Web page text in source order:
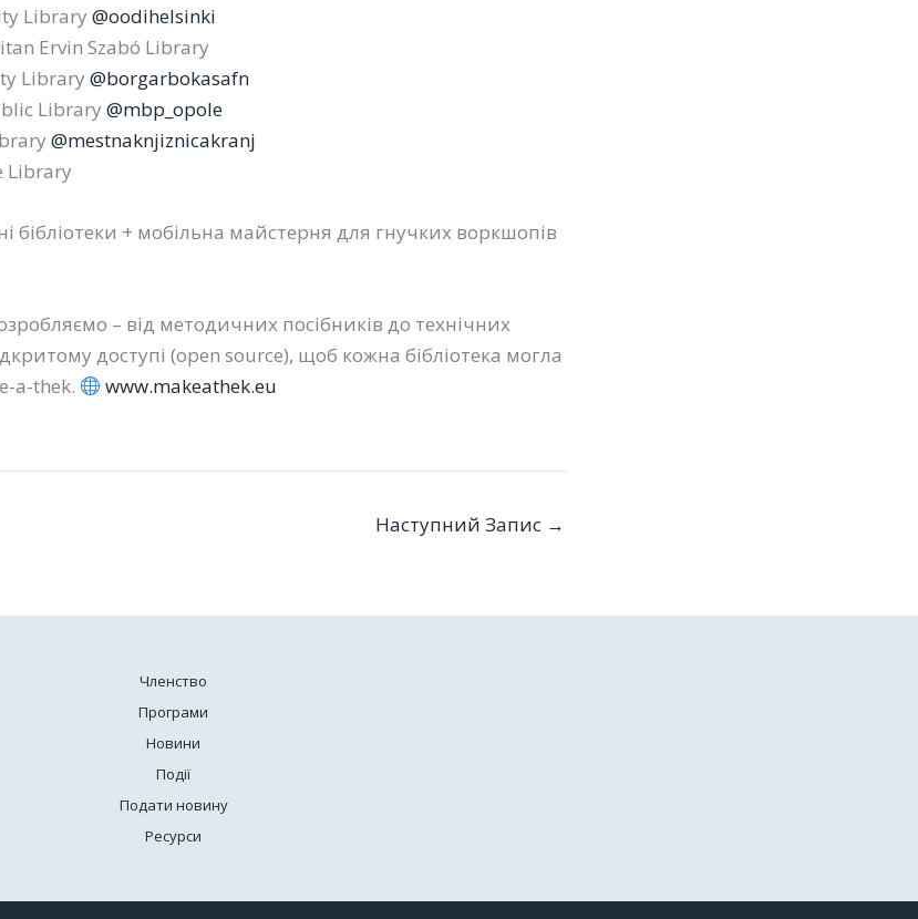
Library@oodihelsinki
Ervin Szabó Library
Library@borgarbokasafn
Library@mbp_opole
@mestnaknjiznicakranj
Library
бібліотеки + мобільна майстерня для гнучких воркшопів
– від методичних посібників до технічних
доступі (open source), щоб кожна бібліотека могла
a-thek.
www.makeathek.eu
Наступний Запис →
Членство
Програми
Новини
Події
Подати новину
Ресурси